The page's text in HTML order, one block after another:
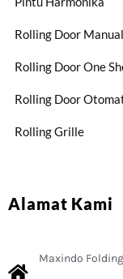
Rolling Door Manual
Rolling Door One
Rolling Door
Rolling Grille
Alamat Kami
Maxindo